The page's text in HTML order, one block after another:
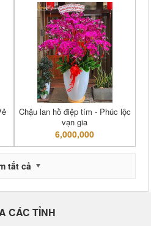
Chậu lan hồ điệp tím - Phúc lộc
vạn gia
6,000,000
tất cả
CÁC TỈNH